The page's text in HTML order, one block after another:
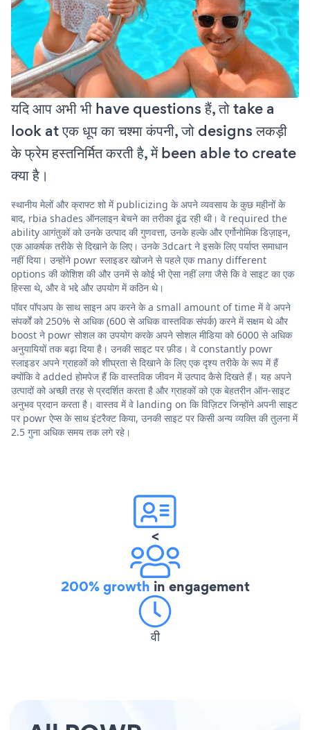
यदि आप अभी भी have questions हैं, तो take a
look at एक धूप का चश्मा कंपनी, जो designs लकड़ी
के फ्रेम हस्तनिर्मित करती है, में been able to create
क्या है।
स्थानीय मेलों और क्राफ्ट शो में publicizing के अपने व्यवसाय के कुछ महीनों के
बाद, rbia shades ऑनलाइन बेचने का तरीका ढूंढ रही थी। वे required the
ability आगंतुकों को उनके उत्पाद की गुणवत्ता, उनके हल्के और एर्गोनोमिक डिज़ाइन,
एक आकर्षक तरीके से दिखाने के लिए। उनके 3dcart ने इसके लिए पर्याप्त समाधान
नहीं दिया। उन्होंने powr स्लाइडर खोजने से पहले एक many different
options की कोशिश की और उनमें से कोई भी ऐसा नहीं लगा जैसे कि वे साइट का एक
हिस्सा थे, और वे भद्दे और उपयोग में कठिन थे।
पॉवर पॉपअप के साथ साइन अप करने के a small amount of time में वे अपने
संपर्कों को 250% से अधिक (600 से अधिक वास्तविक संपर्क) करने में सक्षम थे और
boost ने powr सोशल का उपयोग करके अपने सोशल मीडिया को 6000 से अधिक
अनुयायियों तक बढ़ा दिया है। उनकी साइट पर फ़ीड। वे constantly powr
स्लाइडर अपने ग्राहकों को शीघ्रता से दिखाने के लिए एक दृश्य तरीके के रूप में हैं
क्योंकि वे added होमपेज हैं कि वास्तविक जीवन में उत्पाद कैसे दिखते हैं। यह अपने
उत्पादों को अच्छी तरह से प्रदर्शित करता है और ग्राहकों को एक बेहतरीन ऑन-साइट
अनुभव प्रदान करता है। वास्तव में वे landing on कि विज़िटर जिन्होंने अपनी साइट
पर powr ऐप्स के साथ इंटरैक्ट किया, उनकी साइट पर किसी अन्य व्यक्ति की तुलना में
2.5 गुना अधिक समय तक लगे रहे।
<
200% growth in engagement
वी